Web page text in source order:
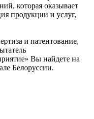
которая оказывает
продукции и услуг,
и патентование,
Вы найдете на
Белоруссии.